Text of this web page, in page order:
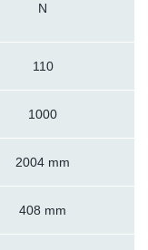
N
110
1000
2004 mm
408 mm